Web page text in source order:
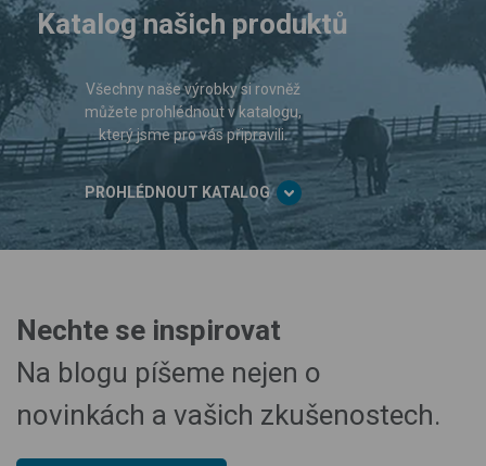
Katalog našich produktů
Všechny naše výrobky si rovněž
můžete prohlédnout v katalogu,
který jsme pro vás připravili.
PROHLÉDNOUT KATALOG
Nechte se inspirovat
Na blogu píšeme nejen o
novinkách a vašich zkušenostech.